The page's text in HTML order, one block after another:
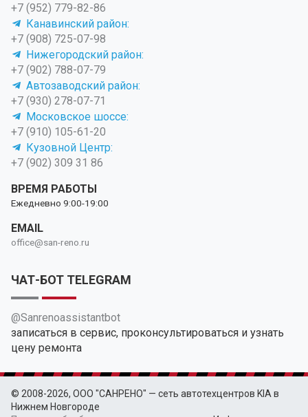
+7 (952) 779-82-86
Канавинский район:
+7 (908) 725-07-98
Нижегородский район:
+7 (902) 788-07-79
Автозаводский район:
+7 (930) 278-07-71
Московское шоссе:
+7 (910) 105-61-20
Кузовной Центр:
+7 (902) 309 31 86
ВРЕМЯ РАБОТЫ
Ежедневно 9:00-19:00
EMAIL
office@san-reno.ru
ЧАТ-БОТ TELEGRAM
@Sanrenoassistantbot
записаться в сервис, проконсультироваться и узнать
цену ремонта
© 2008-2026, ООО "САНРЕНО" — сеть автотехцентров KIA в
Нижнем Новгороде